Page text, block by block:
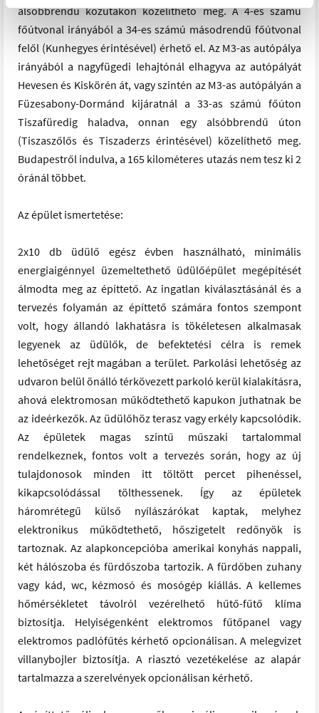
alsóbbrendű közutakon közelíthető meg. A 4-es számú
főútvonal irányából a 34-es számú másodrendű főútvonal
felől (Kunhegyes érintésével) érhető el. Az M3-as autópálya
irányából a nagyfügedi lehajtónál elhagyva az autópályát
Hevesen és Kiskörén át, vagy szintén az M3-as autópályán a
Füzesabony-Dormánd kijáratnál a 33-as számú főúton
Tiszafüredig haladva, onnan egy alsóbbrendű úton
(Tiszaszőlős és Tiszaderzs érintésével) közelíthető meg.
Budapestről indulva, a 165 kilométeres utazás nem tesz ki 2
óránál többet.
Az épület ismertetése:
2x10 db üdülő egész évben használható, minimális
energiaigénnyel üzemeltethető üdülőépület megépítését
álmodta meg az építtető. Az ingatlan kiválasztásánál és a
tervezés folyamán az építtető számára fontos szempont
volt, hogy állandó lakhatásra is tökéletesen alkalmasak
legyenek az üdülők, de befektetési célra is remek
lehetőséget rejt magában a terület. Parkolási lehetőség az
udvaron belül önálló térkövezett parkoló kerül kialakításra,
ahová elektromosan működtethető kapukon juthatnak be
az ideérkezők. Az üdülőhöz terasz vagy erkély kapcsolódik.
Az épületek magas szintű műszaki tartalommal
rendelkeznek, fontos volt a tervezés során, hogy az új
tulajdonosok minden itt töltött percet pihenéssel,
kikapcsolódással tölthessenek. Így az épületek
háromrétegű külső nyílászárókat kaptak, melyhez
elektronikus működtethető, hőszigetelt redőnyök is
tartoznak. Az alapkoncepcióba amerikai konyhás nappali,
két hálószoba és fürdőszoba tartozik. A fürdőben zuhany
vagy kád, wc, kézmosó és mosógép kiállás. A kellemes
hőmérsékletet távolról vezérelhető hűtő-fűtő klíma
biztosítja. Helyiségenként elektromos fűtőpanel vagy
elektromos padlófűtés kérhető opcionálisan. A melegvizet
villanybojler biztosítja. A riasztó vezetékelése az alapár
tartalmazza a szerelvények opcionálisan kérhető.